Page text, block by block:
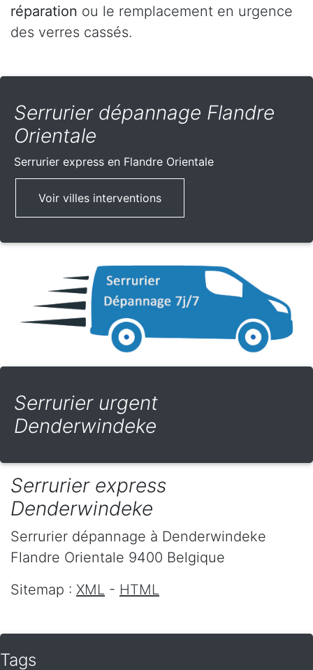
réparation ou le remplacement en urgence
des verres cassés.
Serrurier dépannage Flandre
Orientale
Serrurier express en Flandre Orientale
Voir villes interventions
Serrurier urgent
Denderwindeke
Serrurier express
Denderwindeke
Serrurier dépannage à Denderwindeke
Flandre Orientale 9400 Belgique
Sitemap : XML - HTML
Tags